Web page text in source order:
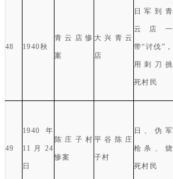
48 1940秋
青云店惨
案
大兴青云
店
日军到青
云店一
带“讨伐”，
用刺刀挑
死村民
49
1940 年
11 月 24
日
陈庄子村
惨案
平谷陈庄
子村
日、伪军
枪杀、烧
死村民